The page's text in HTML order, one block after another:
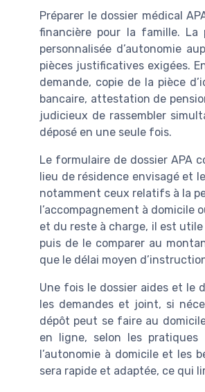
Préparer le dossier médical
financière pour la famille. La
personnalisée d’autonomie
pièces justificatives exigées.
demande, copie de la pièce
bancaire, attestation de
judicieux de rassembler
déposé en une seule fois.
Le formulaire de dossier APA
lieu de résidence envisagé et
notamment ceux relatifs à la
l’accompagnement à domicile
et du reste à charge, il est
puis de le comparer au
que le délai moyen
Une fois le dossier aides et le
les demandes et joint, si
dépôt peut se faire au
en ligne, selon les
l’autonomie à domicile et les
sera rapide et adaptée, ce qui